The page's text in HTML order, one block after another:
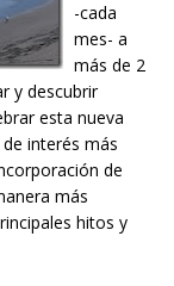
-cada
mes- a
más de 2
y descubrir
esta nueva
interés más
de
más
hitos y